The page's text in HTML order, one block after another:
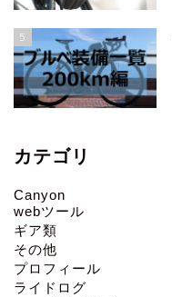
5
カテゴリ
Canyon
webツール
ギア類
その他
プロフィール
ライドログ